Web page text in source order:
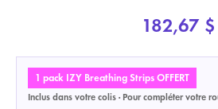
182,67 $
1 pack IZY Breathing Strips OFFERT
Inclus dans votre colis · Pour compléter votre
Créer une liste de souhaits
Login